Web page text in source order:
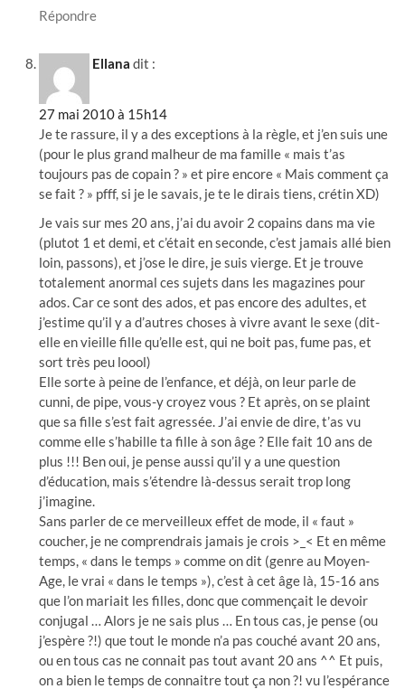
Répondre
Ellana dit :
27 mai 2010 à 15h14
Je te rassure, il y a des exceptions à la règle, et j’en suis une
(pour le plus grand malheur de ma famille « mais t’as
toujours pas de copain ? » et pire encore « Mais comment ça
se fait ? » pfff, si je le savais, je te le dirais tiens, crétin XD)
Je vais sur mes 20 ans, j’ai du avoir 2 copains dans ma vie
(plutot 1 et demi, et c’était en seconde, c’est jamais allé bien
loin, passons), et j’ose le dire, je suis vierge. Et je trouve
totalement anormal ces sujets dans les magazines pour
ados. Car ce sont des ados, et pas encore des adultes, et
j’estime qu’il y a d’autres choses à vivre avant le sexe (dit-
elle en vieille fille qu’elle est, qui ne boit pas, fume pas, et
sort très peu loool)
Elle sorte à peine de l’enfance, et déjà, on leur parle de
cunni, de pipe, vous-y croyez vous ? Et après, on se plaint
que sa fille s’est fait agressée. J’ai envie de dire, t’as vu
comme elle s’habille ta fille à son âge ? Elle fait 10 ans de
plus !!! Ben oui, je pense aussi qu’il y a une question
d’éducation, mais s’étendre là-dessus serait trop long
j’imagine.
Sans parler de ce merveilleux effet de mode, il « faut »
coucher, je ne comprendrais jamais je crois >_< Et en même
temps, « dans le temps » comme on dit (genre au Moyen-
Age, le vrai « dans le temps »), c’est à cet âge là, 15-16 ans
que l’on mariait les filles, donc que commençait le devoir
conjugal … Alors je ne sais plus … En tous cas, je pense (ou
j’espère ?!) que tout le monde n’a pas couché avant 20 ans,
ou en tous cas ne connait pas tout avant 20 ans ^^ Et puis,
on a bien le temps de connaitre tout ça non ?! vu l’espérance